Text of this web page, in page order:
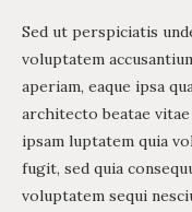
Sed ut perspiciatis
voluptatem
aperiam, eaque ipsa
architecto beatae
ipsam luptatem quia
fugit, sed quia
voluptatem sequi